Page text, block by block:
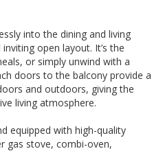
into the dining and living
open layout. It’s the
or simply unwind with a
doors to the balcony provide a
and outdoors, giving the
living atmosphere.
equipped with high-quality
gas stove, combi-oven,